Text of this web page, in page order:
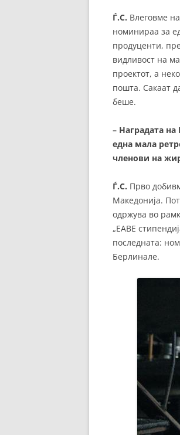
Ѓ.С. Влеговме
номинираа за
продуценти,
видливост на
проектот, а
пошта. Сакаат
беше.
– Наградата
една мала
членови на
Ѓ.С. Прво
Македонија.
одржува во
„ЕАВЕ
последната:
Берлинале.